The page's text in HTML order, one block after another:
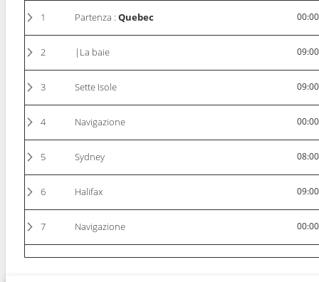
1 Partenza : Quebec 00:00
2 |La baie 09:00
3 Sette Isole 09:00
4 Navigazione 00:00
5 Sydney 08:00
6 Halifax 09:00
7 Navigazione 00:00
8 New York 08:00